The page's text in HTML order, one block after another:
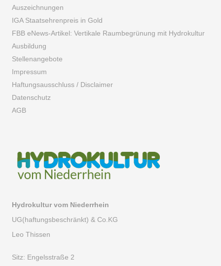
Auszeichnungen
IGA Staatsehrenpreis in Gold
FBB eNews-Artikel: Vertikale Raumbegrünung mit Hydrokultur
Ausbildung
Stellenangebote
Impressum
Haftungsausschluss / Disclaimer
Datenschutz
AGB
Hydrokultur vom Niederrhein
UG(haftungsbeschränkt) & Co.KG
Leo Thissen
Sitz: Engelsstraße 2